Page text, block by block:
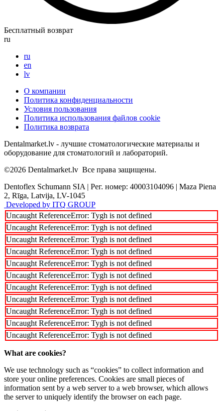
Бесплатный возврат
ru
ru
en
lv
О компании
Политика конфиденциальности
Условия пользования
Политика использования файлов cookie
Политика возврата
Dentalmarket.lv - лучшие стоматологические материалы и
оборудование для стоматологий и лабораторий.
©2026 Dentalmarket.lv Все права защищены.
Dentoflex Schumann SIA | Рег. номер: 40003104096 | Maza Piena
2, Rīga, Latvija, LV-1045
Developed by ITQ GROUP
Uncaught ReferenceError: Tygh is not defined
Uncaught ReferenceError: Tygh is not defined
Uncaught ReferenceError: Tygh is not defined
Uncaught ReferenceError: Tygh is not defined
Uncaught ReferenceError: Tygh is not defined
Uncaught ReferenceError: Tygh is not defined
Uncaught ReferenceError: Tygh is not defined
Uncaught ReferenceError: Tygh is not defined
Uncaught ReferenceError: Tygh is not defined
Uncaught ReferenceError: Tygh is not defined
Uncaught ReferenceError: Tygh is not defined
What are cookies?
We use technology such as “cookies” to collect information and
store your online preferences. Cookies are small pieces of
information sent by a web server to a web browser, which allows
the server to uniquely identify the browser on each page.